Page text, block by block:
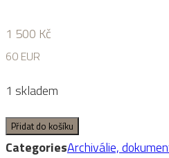
1 500 Kč
60 EUR
1 skladem
Výuční
list
Přidat do košíku
CategoriesArchiválie,